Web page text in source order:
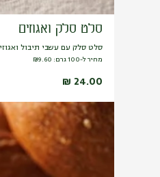
סלט סלק ואגוזים
סלט סלק עם עשבי תיבול
מחיר ל-100 גרם: ₪9.60
₪ 24.00